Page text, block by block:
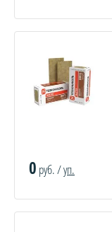
0 руб. /уп.